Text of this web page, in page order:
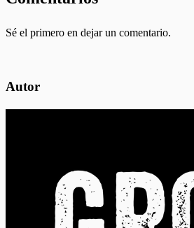
Sé el primero en dejar un comentario.
Autor